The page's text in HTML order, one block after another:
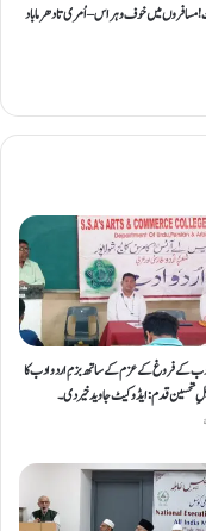
مسافروں میں خوف و ہراس – اُمری تا دھرما باد
کے فروغ کے عزم کے ساتھ بزمِ اردو ادب کا
تحسین قدم : ایڈوکیٹ جاوید خیردی۔